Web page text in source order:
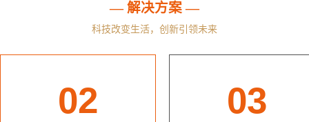
— 解决方案 —
科技改变生活，创新引领未来
02 03